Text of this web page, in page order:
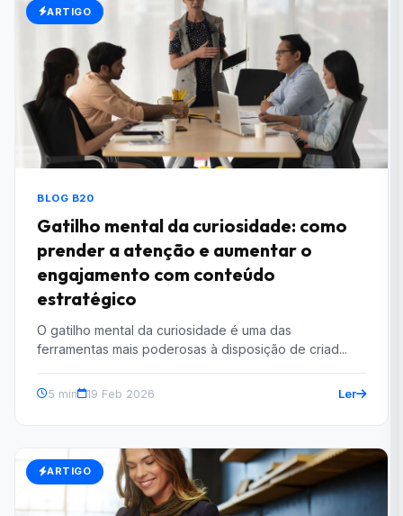
ARTIGO
BLOG B20
Gatilho mental da curiosidade: como
prender a atenção e aumentar o
engajamento com conteúdo
estratégico
O gatilho mental da curiosidade é uma das
ferramentas mais poderosas à disposição de criad...
5 min 19 Feb 2026 Ler
ARTIGO